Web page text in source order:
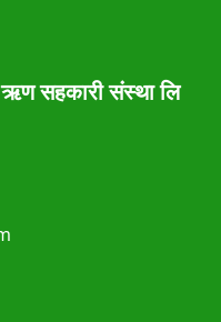
सहकारी संस्था लि